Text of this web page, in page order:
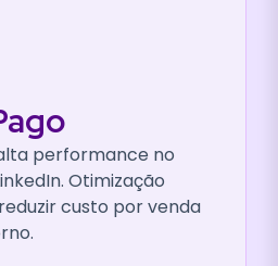
no Instagram,
e Google Meu
presença digital, é
relacionamento com